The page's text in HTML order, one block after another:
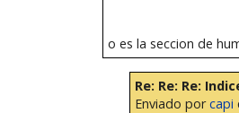
o es la seccion de
Re: Re: Re:
Enviado porcapi